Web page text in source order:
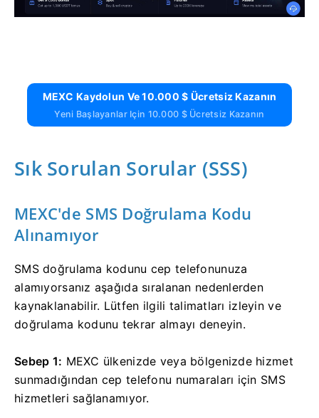
MEXC Kaydolun Ve 10.000 $ Ücretsiz Kazanın
Yeni Başlayanlar Için 10.000 $ Ücretsiz Kazanın
Sık Sorulan Sorular (SSS)
MEXC'de SMS Doğrulama Kodu
Alınamıyor
SMS doğrulama kodunu cep telefonunuza
alamıyorsanız aşağıda sıralanan nedenlerden
kaynaklanabilir. Lütfen ilgili talimatları izleyin ve
doğrulama kodunu tekrar almayı deneyin.
Sebep 1: MEXC ülkenizde veya bölgenizde hizmet
sunmadığından cep telefonu numaraları için SMS
hizmetleri sağlanamıyor.